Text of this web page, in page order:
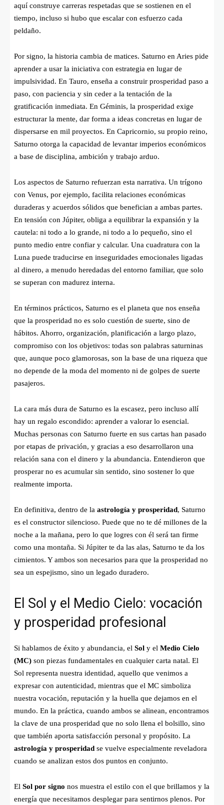
aquí construye carreras respetadas que se sostienen en el
tiempo, incluso si hubo que escalar con esfuerzo cada
peldaño.
Por signo, la historia cambia de matices. Saturno en Aries pide
aprender a usar la iniciativa con estrategia en lugar de
impulsividad. En Tauro, enseña a construir prosperidad paso a
paso, con paciencia y sin ceder a la tentación de la
gratificación inmediata. En Géminis, la prosperidad exige
estructurar la mente, dar forma a ideas concretas en lugar de
dispersarse en mil proyectos. En Capricornio, su propio reino,
Saturno otorga la capacidad de levantar imperios económicos
a base de disciplina, ambición y trabajo arduo.
Los aspectos de Saturno refuerzan esta narrativa. Un trígono
con Venus, por ejemplo, facilita relaciones económicas
duraderas y acuerdos sólidos que benefician a ambas partes.
En tensión con Júpiter, obliga a equilibrar la expansión y la
cautela: ni todo a lo grande, ni todo a lo pequeño, sino el
punto medio entre confiar y calcular. Una cuadratura con la
Luna puede traducirse en inseguridades emocionales ligadas
al dinero, a menudo heredadas del entorno familiar, que solo
se superan con madurez interna.
En términos prácticos, Saturno es el planeta que nos enseña
que la prosperidad no es solo cuestión de suerte, sino de
hábitos. Ahorro, organización, planificación a largo plazo,
compromiso con los objetivos: todas son palabras saturninas
que, aunque poco glamorosas, son la base de una riqueza que
no depende de la moda del momento ni de golpes de suerte
pasajeros.
La cara más dura de Saturno es la escasez, pero incluso allí
hay un regalo escondido: aprender a valorar lo esencial.
Muchas personas con Saturno fuerte en sus cartas han pasado
por etapas de privación, y gracias a eso desarrollaron una
relación sana con el dinero y la abundancia. Entendieron que
prosperar no es acumular sin sentido, sino sostener lo que
realmente importa.
En definitiva, dentro de la astrología y prosperidad, Saturno
es el constructor silencioso. Puede que no te dé millones de la
noche a la mañana, pero lo que logres con él será tan firme
como una montaña. Si Júpiter te da las alas, Saturno te da los
cimientos. Y ambos son necesarios para que la prosperidad no
sea un espejismo, sino un legado duradero.
El Sol y el Medio Cielo: vocación
y prosperidad profesional
Si hablamos de éxito y abundancia, el Sol y el Medio Cielo
(MC) son piezas fundamentales en cualquier carta natal. El
Sol representa nuestra identidad, aquello que venimos a
expresar con autenticidad, mientras que el MC simboliza
nuestra vocación, reputación y la huella que dejamos en el
mundo. En la práctica, cuando ambos se alinean, encontramos
la clave de una prosperidad que no solo llena el bolsillo, sino
que también aporta satisfacción personal y propósito. La
astrología y prosperidad se vuelve especialmente reveladora
cuando se analizan estos dos puntos en conjunto.
El Sol por signo nos muestra el estilo con el que brillamos y la
energía que necesitamos desplegar para sentirnos plenos. Por